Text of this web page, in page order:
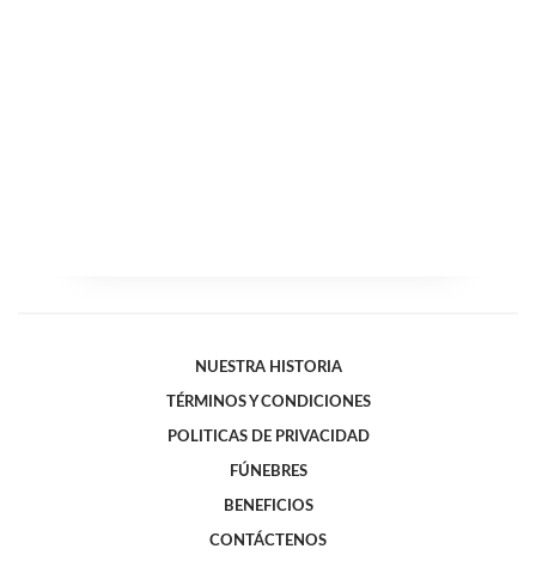
NUESTRA HISTORIA
TÉRMINOS Y CONDICIONES
POLITICAS DE PRIVACIDAD
FÚNEBRES
BENEFICIOS
CONTÁCTENOS